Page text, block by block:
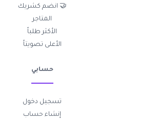
🤝 انضم كشريك
المتاجر
الأكثر طلباً
الأعلى تصويتاً
حسابي
تسجيل دخول
إنشاء حساب